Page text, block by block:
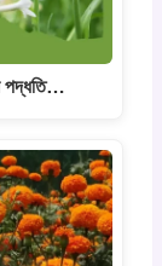
পদ্ধতি…